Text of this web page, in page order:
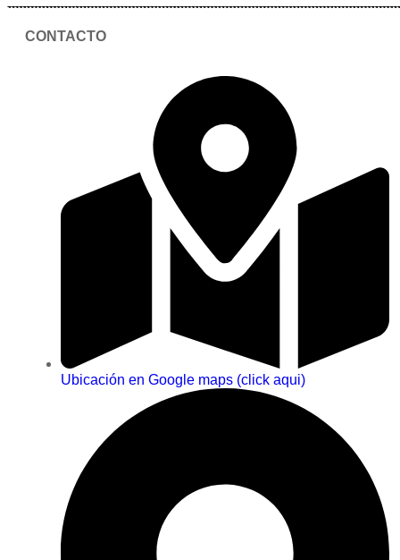
CONTACTO
Ubicación en Google maps (click aqui)